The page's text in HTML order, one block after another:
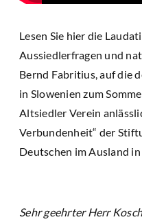
Lesen Sie hier die
Aussiedlerfragen und
Bernd Fabritius, auf die
in Slowenien zum
Altsiedler Verein
Verbundenheit“ der
Deutschen im Ausland
Sehr geehrter Herr